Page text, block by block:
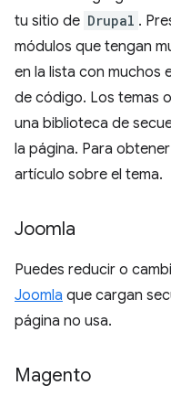
tu sitio de Drupal .
módulos que tengan
en la lista con muchos
de código. Los temas
una biblioteca de
la página. Para
artículo sobre el tema.
Joomla
Puedes reducir o
Joomla que cargan
página no usa.
Magento